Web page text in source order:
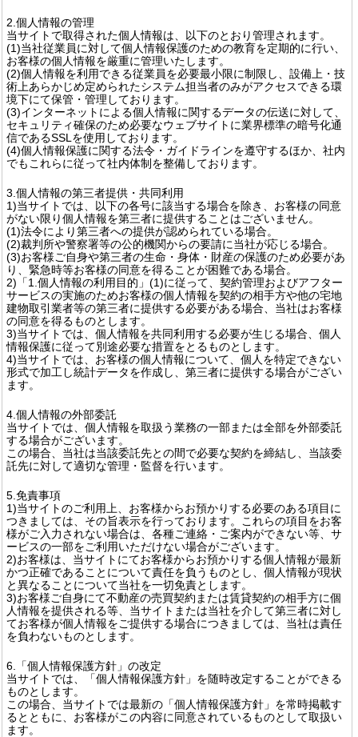
2.個人情報の管理
当サイトで取得された個人情報は、以下のとおり管理されます。
(1)当社従業員に対して個人情報保護のための教育を定期的に行い、
お客様の個人情報を厳重に管理いたします。
(2)個人情報を利用できる従業員を必要最小限に制限し、設備上・技
術上あらかじめ定められたシステム担当者のみがアクセスできる環
境下にて保管・管理しております。
(3)インターネットによる個人情報に関するデータの伝送に対して、
セキュリティ確保のため必要なウェブサイトに業界標準の暗号化通
信であるSSLを使用しております。
(4)個人情報保護に関する法令・ガイドラインを遵守するほか、社内
でもこれらに従って社内体制を整備しております。
3.個人情報の第三者提供・共同利用
1)当サイトでは、以下の各号に該当する場合を除き、お客様の同意
がない限り個人情報を第三者に提供することはございません。
(1)法令により第三者への提供が認められている場合。
(2)裁判所や警察署等の公的機関からの要請に当社が応じる場合。
(3)お客様ご自身や第三者の生命・身体・財産の保護のため必要があ
り、緊急時等お客様の同意を得ることが困難である場合。
2)「1.個人情報の利用目的」(1)に従って、契約管理およびアフター
サービスの実施のためお客様の個人情報を契約の相手方や他の宅地
建物取引業者等の第三者に提供する必要がある場合、当社はお客様
の同意を得るものとします。
3)当サイトでは、個人情報を共同利用する必要が生じる場合、個人
情報保護に従って別途必要な措置をとるものとします。
4)当サイトでは、お客様の個人情報について、個人を特定できない
形式で加工し統計データを作成し、第三者に提供する場合がござい
ます。
4.個人情報の外部委託
当サイトでは、個人情報を取扱う業務の一部または全部を外部委託
する場合がございます。
この場合、当社は当該委託先との間で必要な契約を締結し、当該委
託先に対して適切な管理・監督を行います。
5.免責事項
1)当サイトのご利用上、お客様からお預かりする必要のある項目に
つきましては、その旨表示を行っております。これらの項目をお客
様がご入力されない場合は、各種ご連絡・ご案内ができない等、サ
ービスの一部をご利用いただけない場合がございます。
2)お客様は、当サイトにてお客様からお預かりする個人情報が最新
かつ正確であることについて責任を負うものとし、個人情報が現状
と異なることについて当社を一切免責とします。
3)お客様ご自身にて不動産の売買契約または賃貸契約の相手方に個
人情報を提供される等、当サイトまたは当社を介して第三者に対し
てお客様が個人情報をご提供する場合につきましては、当社は責任
を負わないものとします。
6.「個人情報保護方針」の改定
当サイトでは、「個人情報保護方針」を随時改定することができる
ものとします。
この場合、当サイトでは最新の「個人情報保護方針」を常時掲載す
るとともに、お客様がこの内容に同意されているものとして取扱い
ます。